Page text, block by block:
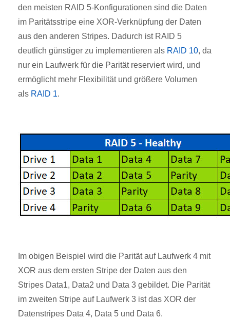
den meisten RAID 5-Konfigurationen sind die Daten
im Paritätsstripe eine XOR-Verknüpfung der Daten
aus den anderen Stripes. Dadurch ist RAID 5
deutlich günstiger zu implementieren als RAID 10, da
nur ein Laufwerk für die Parität reserviert wird, und
ermöglicht mehr Flexibilität und größere Volumen
als RAID 1.
Im obigen Beispiel wird die Parität auf Laufwerk 4 mit
XOR aus dem ersten Stripe der Daten aus den
Stripes Data1, Data2 und Data 3 gebildet. Die Parität
im zweiten Stripe auf Laufwerk 3 ist das XOR der
Datenstripes Data 4, Data 5 und Data 6.